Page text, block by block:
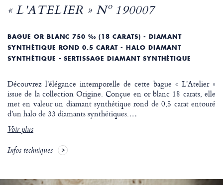
« L'ATELIER » Nº 190007
BAGUE OR BLANC 750 ‰ (18 CARATS) - DIAMANT
SYNTHÉTIQUE ROND 0.5 CARAT - HALO DIAMANT
SYNTHÉTIQUE - SERTISSAGE DIAMANT SYNTHÉTIQUE
Découvrez l'élégance intemporelle de cette bague « L'Atelier »
issue de la collection Origine. Conçue en or blanc 18 carats, elle
met en valeur un diamant synthétique rond de 0,5 carat entouré
d'un halo de 33 diamants synthétiques.…
Voir plus
Infos techniques